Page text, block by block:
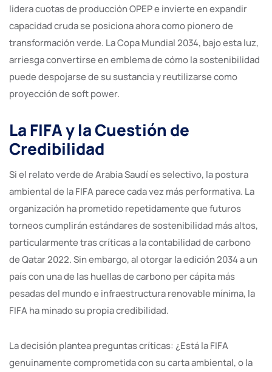
lidera cuotas de producción OPEP e invierte en expandir
capacidad cruda se posiciona ahora como pionero de
transformación verde. La Copa Mundial 2034, bajo esta luz,
arriesga convertirse en emblema de cómo la sostenibilidad
puede despojarse de su sustancia y reutilizarse como
proyección de soft power.
La FIFA y la Cuestión de
Credibilidad
Si el relato verde de Arabia Saudí es selectivo, la postura
ambiental de la FIFA parece cada vez más performativa. La
organización ha prometido repetidamente que futuros
torneos cumplirán estándares de sostenibilidad más altos,
particularmente tras críticas a la contabilidad de carbono
de Qatar 2022. Sin embargo, al otorgar la edición 2034 a un
país con una de las huellas de carbono per cápita más
pesadas del mundo e infraestructura renovable mínima, la
FIFA ha minado su propia credibilidad.
La decisión plantea preguntas críticas: ¿Está la FIFA
genuinamente comprometida con su carta ambiental, o la